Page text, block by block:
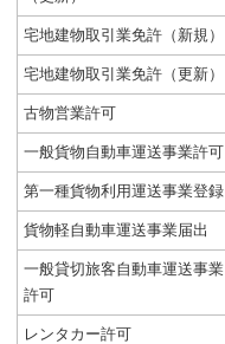
宅地建物取引業免許（新規）
宅地建物取引業免許（更新）
古物営業許可
一般貨物自動車運送事業許可
第一種貨物利用運送事業登録
貨物軽自動車運送事業届出
一般貸切旅客自動車運送事業
許可
レンタカー許可